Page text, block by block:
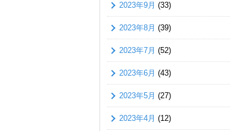
2023年9月 (33)
2023年8月 (39)
2023年7月 (52)
2023年6月 (43)
2023年5月 (27)
2023年4月 (12)